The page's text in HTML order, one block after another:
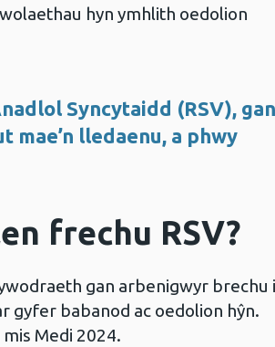
hyn ymhlith oedolion
Syncytaidd (RSV), gan
mae’n lledaenu, a phwy
frechu RSV?
gan arbenigwyr brechu i
gyfer babanod ac oedolion hŷn.
Medi 2024.